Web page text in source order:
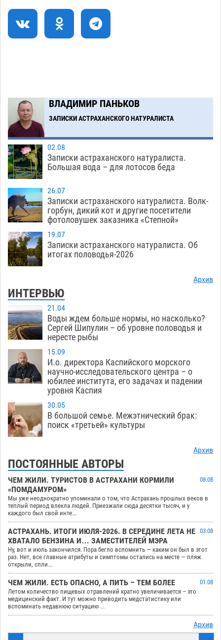
земельного массива для льготников
14:44
Астраханские кутилы сменили барные стойки
на полицейские дежурки
ВЛАДИМИР ПАНЬКОВ
ЗАПИСКИ АСТРАХАНСКОГО НАТУРАЛИСТА
02.08
Записки астраханского натуралиста.
Большая вода – для лотосов беда
26.07
Записки астраханского натуралиста. Волк-
горбун, дикий кот и другие посетители
фотоловушек заказника «Степной»
19.07
Записки астраханского натуралиста. Об
итогах половодья-2026
Архив
ИНТЕРВЬЮ
21.04
Воды ждем больше нормы, но насколько?
Сергей Шипулин – об уровне половодья и
нересте рыбы
15.09
И.о. директора Каспийского морского
научно-исследовательского центра – о
юбилее института, его задачах и падении
уровня Каспия
30.05
В большой семье. Межэтнический брак:
поиск «третьей» культуры
Архив
ПОСТОЯННЫЕ АВТОРЫ
ЧЕМ ЖИЛИ. ТУРИСТОВ В АСТРАХАНИ КОРМИЛИ
«ПОМДАМУРОМ»
08.08
Мы уже неоднократно упоминали о том, что Астрахань прошлых веков в
теплый период влекла людей. Приезжали сюда десятки тысяч, и у
каждого был свой инте...
АСТРАХАНЬ. ИТОГИ ИЮЛЯ-2026. В СЕРЕДИНЕ ЛЕТА НЕ
ХВАТАЛО БЕНЗИНА И… ЗАМЕСТИТЕЛЕЙ МЭРА
03.08
Ну, вот и июль закончился. Пора бегло вспомнить — каким он был в этот
раз. Нет, все главные атрибуты и симптомы остались на месте — пляж
открыли, спли...
ЧЕМ ЖИЛИ. ЕСТЬ ОПАСНО, А ПИТЬ – ТЕМ БОЛЕЕ
01.08
Летом количество пищевых отравлений кратно увеличивается – это
медицинский факт. И тут можно приводить медстатистику или
вспоминать недавнюю ситуацию ...
Архив